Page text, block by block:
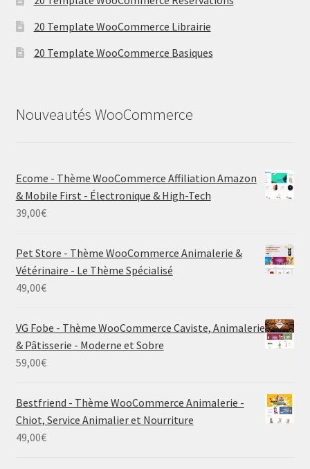
20 Template WooCommerce Librairie
20 Template WooCommerce Basiques
Nouveautés WooCommerce
Ecome - Thème WooCommerce Affiliation Amazon
& Mobile First - Électronique & High-Tech
39,00€
Pet Store - Thème WooCommerce Animalerie &
Vétérinaire - Le Thème Spécialisé
49,00€
VG Fobe - Thème WooCommerce Caviste, Animalerie
& Pâtisserie - Moderne et Sobre
59,00€
Bestfriend - Thème WooCommerce Animalerie -
Chiot, Service Animalier et Nourriture
49,00€